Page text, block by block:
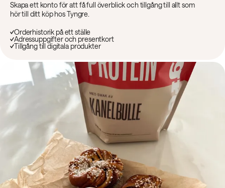
Skapa ett konto för att få full överblick och tillgång till allt som
hör till ditt köp hos Tyngre.
Orderhistorik på ett ställe
Adressuppgifter och presentkort
Tillgång till digitala produkter